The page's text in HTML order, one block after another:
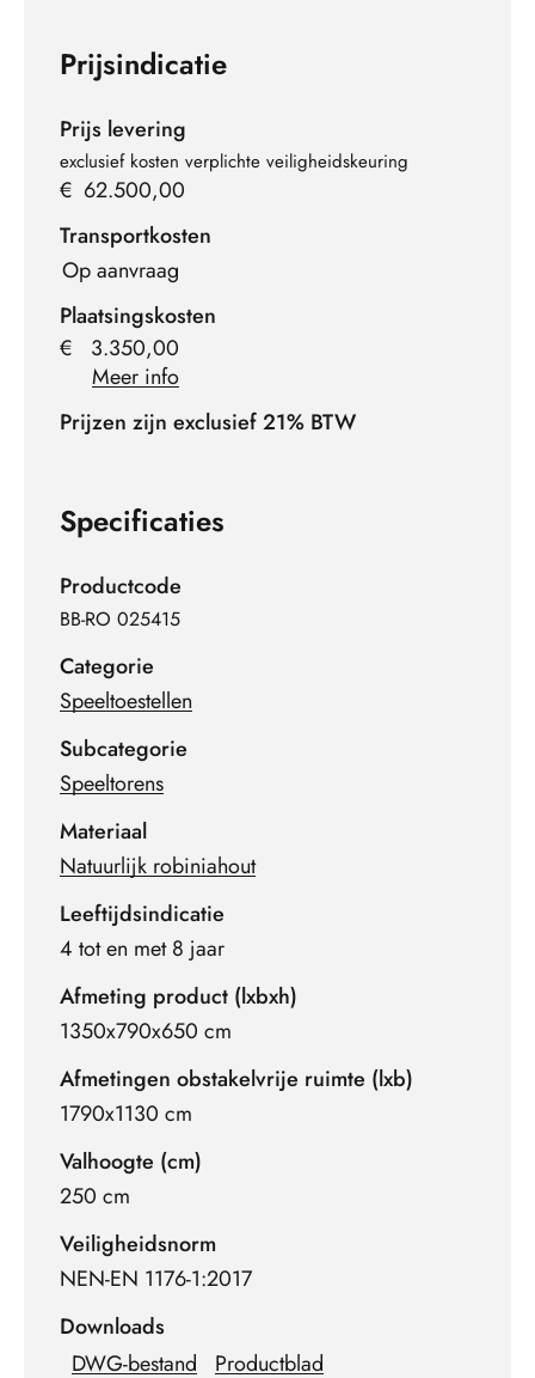
Prijsindicatie
Prijs levering
exclusief kosten verplichte veiligheidskeuring
€ 62.500,00
Transportkosten
Op aanvraag
Plaatsingskosten
€
3.350,00
Meer info
Prijzen zijn exclusief 21% BTW
Specificaties
Productcode
BB-RO 025415
Categorie
Speeltoestellen
Subcategorie
Speeltorens
Materiaal
Natuurlijk robiniahout
Leeftijdsindicatie
4 tot en met 8 jaar
Afmeting product (lxbxh)
1350x790x650 cm
Afmetingen obstakelvrije ruimte (lxb)
1790x1130 cm
Valhoogte (cm)
250 cm
Veiligheidsnorm
NEN-EN 1176-1:2017
Downloads
DWG-bestand
Productblad